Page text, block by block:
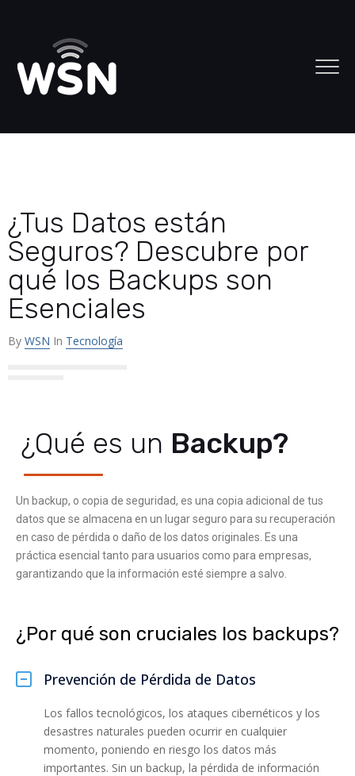
¿Tus Datos están
Seguros? Descubre por
qué los Backups son
Esenciales
By WSN In Tecnología
¿Qué es un Backup?
Un backup, o copia de seguridad, es una copia adicional de tus
datos que se almacena en un lugar seguro para su recuperación
en caso de pérdida o daño de los datos originales. Es una
práctica esencial tanto para usuarios como para empresas,
garantizando que la información esté siempre a salvo.
¿Por qué son cruciales los backups?
Prevención de Pérdida de Datos
Los fallos tecnológicos, los ataques cibernéticos y los
desastres naturales pueden ocurrir en cualquier
momento, poniendo en riesgo los datos más
importantes. Sin un backup, la pérdida de información